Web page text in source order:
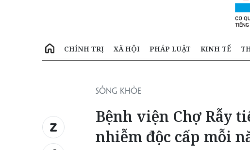
CHÍNH TRỊ XÃ HỘI PHÁP LUẬT KINH TẾ
SỐNG KHỎE
Bệnh viện Chợ Rẫy
nhiễm độc cấp mỗi